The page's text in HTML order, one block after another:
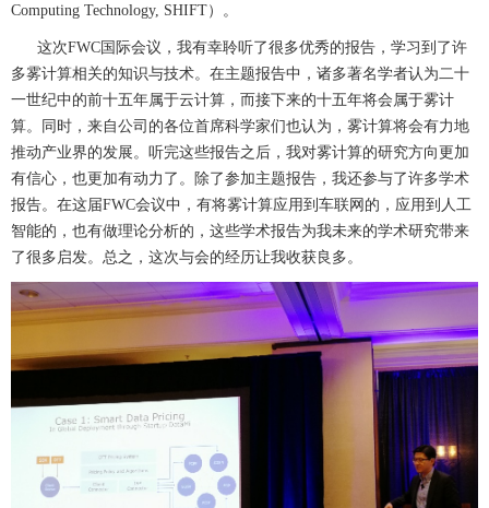
Computing Technology, SHIFT）。
这次FWC国际会议，我有幸聆听了很多优秀的报告，学习到了许
多雾计算相关的知识与技术。在主题报告中，诸多著名学者认为二十
一世纪中的前十五年属于云计算，而接下来的十五年将会属于雾计
算。同时，来自公司的各位首席科学家们也认为，雾计算将会有力地
推动产业界的发展。听完这些报告之后，我对雾计算的研究方向更加
有信心，也更加有动力了。除了参加主题报告，我还参与了许多学术
报告。在这届FWC会议中，有将雾计算应用到车联网的，应用到人工
智能的，也有做理论分析的，这些学术报告为我未来的学术研究带来
了很多启发。总之，这次与会的经历让我收获良多。